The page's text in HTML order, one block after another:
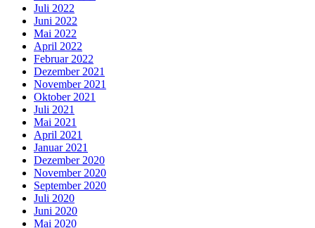
Juli 2022
Juni 2022
Mai 2022
April 2022
Februar 2022
Dezember 2021
November 2021
Oktober 2021
Juli 2021
Mai 2021
April 2021
Januar 2021
Dezember 2020
November 2020
September 2020
Juli 2020
Juni 2020
Mai 2020